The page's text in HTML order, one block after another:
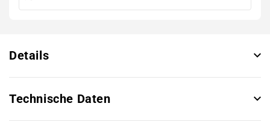
Details
Technische Daten